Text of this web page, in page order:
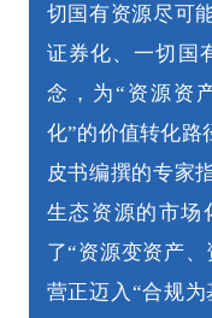
切国有资源尽可
证券化、一切国
念，为“资源资
化”的价值转化路
皮书编撰的专家
生态资源的市场
了“资源变资产
营正迈入“合规